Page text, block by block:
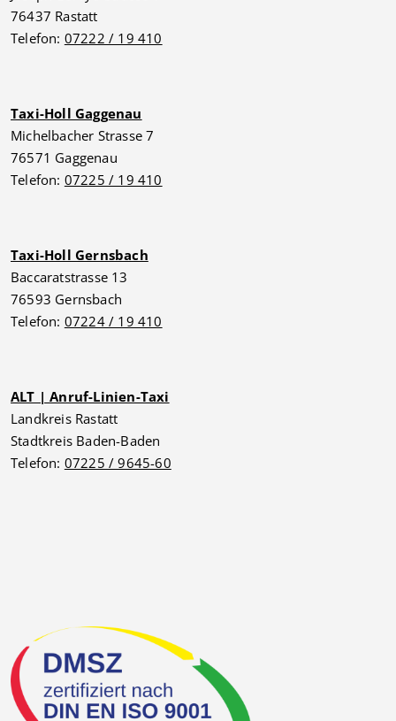
76437 Rastatt
Telefon: 07222 / 19 410
Taxi-Holl Gaggenau
Michelbacher Strasse 7
76571 Gaggenau
Telefon: 07225 / 19 410
Taxi-Holl Gernsbach
Baccaratstrasse 13
76593 Gernsbach
Telefon: 07224 / 19 410
ALT | Anruf-Linien-Taxi
Landkreis Rastatt
Stadtkreis Baden-Baden
Telefon: 07225 / 9645-60